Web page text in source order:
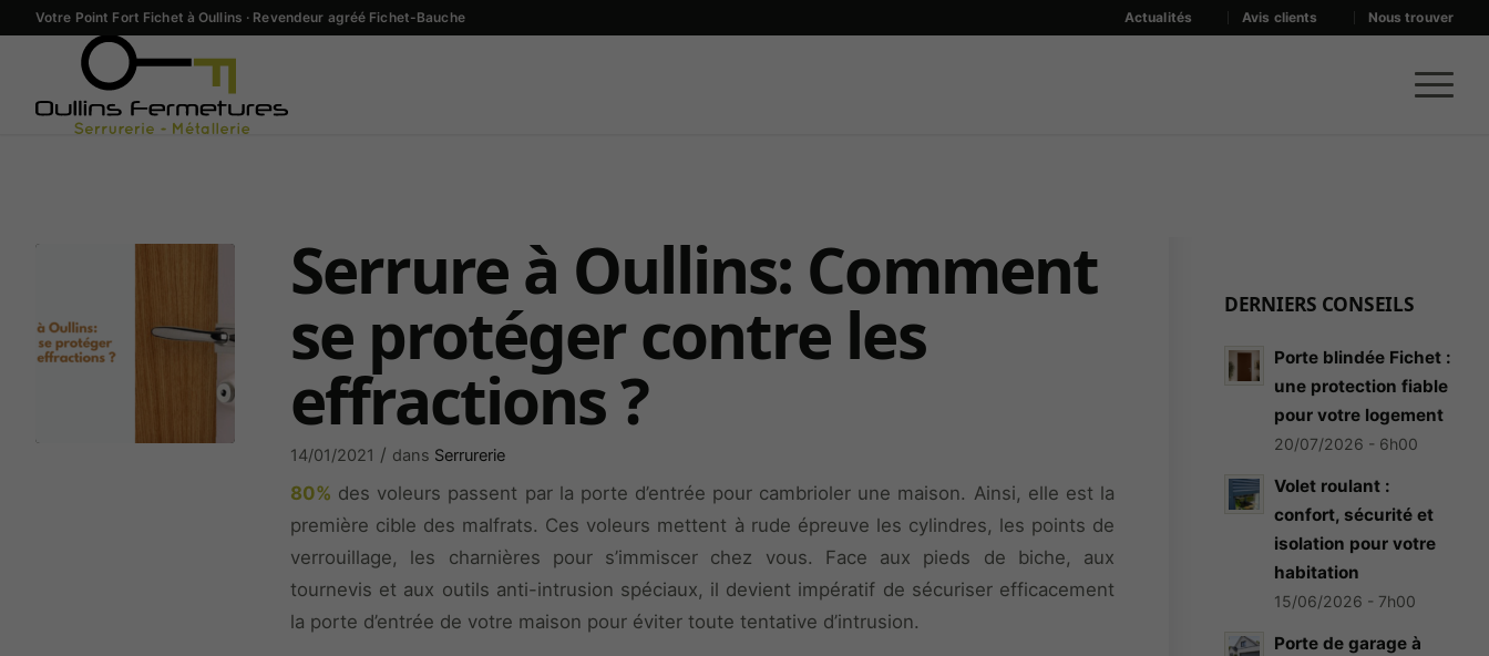
Actualités Avis clients Nous trouver
Votre Point Fort Fichet à Oullins · Revendeur agréé Fichet-Bauche
Serrure à Oullins: Comment
se protéger contre les
effractions ?
14/01/2021 / dans Serrurerie
80% des voleurs passent par la porte d’entrée pour cambrioler une maison. Ainsi, elle est la
première cible des malfrats. Ces voleurs mettent à rude épreuve les cylindres, les points de
verrouillage, les charnières pour s’immiscer chez vous. Face aux pieds de biche, aux
tournevis et aux outils anti-intrusion spéciaux, il devient impératif de sécuriser efficacement
la porte d’entrée de votre maison pour éviter toute tentative d’intrusion.
DERNIERS CONSEILS
Porte blindée Fichet :
une protection fiable
pour votre logement
20/07/2026 - 6h00
Volet roulant :
confort, sécurité et
isolation pour votre
habitation
15/06/2026 - 7h00
Porte de garage à